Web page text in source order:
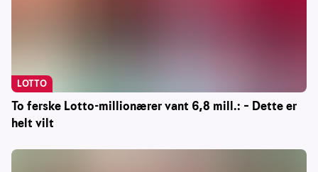
To ferske Lotto-millionærer vant 6,8 mill.: – Dette er
helt vilt
LOTTO